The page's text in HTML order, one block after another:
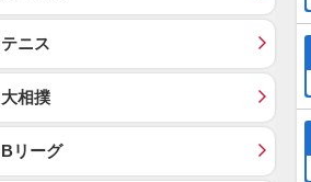
テニス
大相撲
Bリーグ